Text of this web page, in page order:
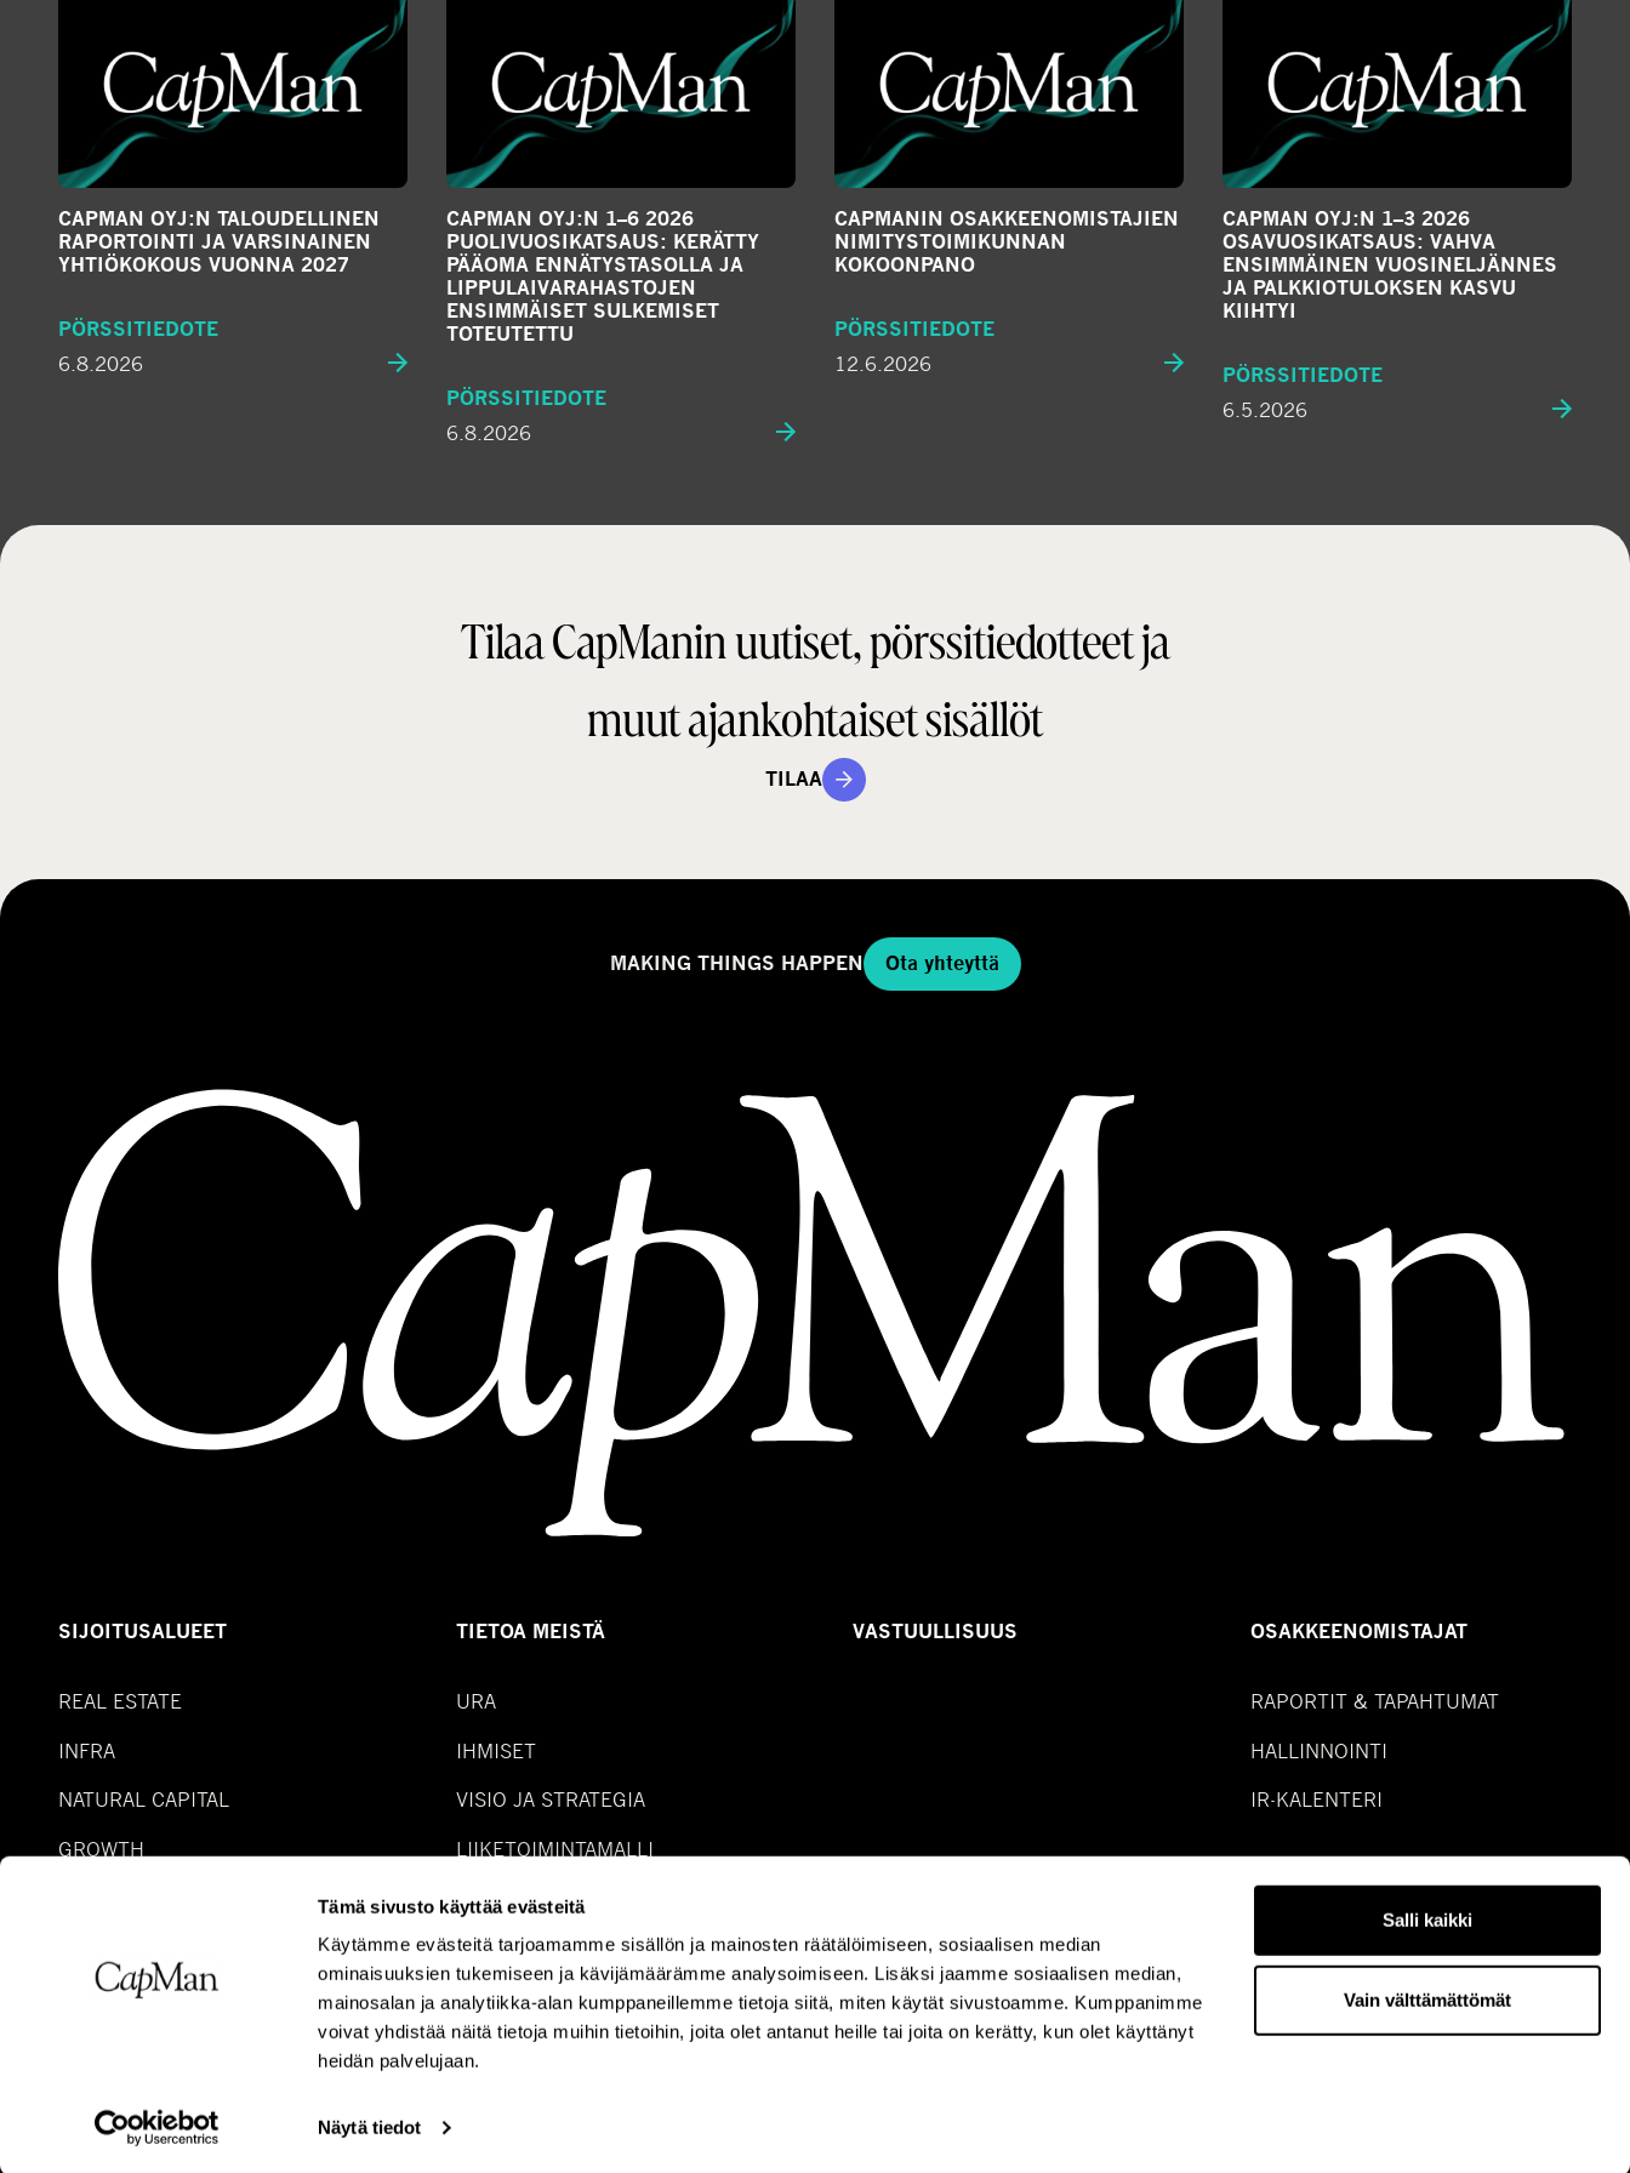
Tämä sivusto käyttää evästeitä
Käytämme evästeitä tarjoamamme sisällön ja mainosten räätälöimiseen, sosiaalisen median
ominaisuuksien tukemiseen ja kävijämäärämme analysoimiseen. Lisäksi jaamme sosiaalisen median,
mainosalan ja analytiikka-alan kumppaneillemme tietoja siitä, miten käytät sivustoamme. Kumppanimme
voivat yhdistää näitä tietoja muihin tietoihin, joita olet antanut heille tai joita on kerätty, kun olet käyttänyt
heidän palvelujaan.
Näytä tiedot
Salli kaikki
Vain välttämättömät
i
CAPMAN OYJ:N TALOUDELLINEN
RAPORTOINTI JA VARSINAINEN
YHTIÖKOKOUS VUONNA 2027
PÖRSSITIEDOTE
6.8.2026
CAPMAN OYJ:N 1–6 2026
PUOLIVUOSIKATSAUS: KERÄTTY
PÄÄOMA ENNÄTYSTASOLLA JA
LIPPULAIVARAHASTOJEN
ENSIMMÄISET SULKEMISET
TOTEUTETTU
PÖRSSITIEDOTE
6.8.2026
CAPMANIN OSAKKEENOMISTAJIEN
NIMITYSTOIMIKUNNAN
KOKOONPANO
PÖRSSITIEDOTE
12.6.2026
CAPMAN OYJ:N 1–3 2026
OSAVUOSIKATSAUS: VAHVA
ENSIMMÄINEN VUOSINELJÄNNES
JA PALKKIOTULOKSEN KASVU
KIIHTYI
PÖRSSITIEDOTE
6.5.2026
Tilaa CapManin uutiset, pörssitiedotteet ja
muut ajankohtaiset sisällöt
TILAA
MAKING THINGS HAPPEN Ota yhteyttä
SIJOITUSALUEET
REAL ESTATE
INFRA
NATURAL CAPITAL
GROWTH
WEALTH
TIETOA MEISTÄ
URA
IHMISET
VISIO JA STRATEGIA
LIIKETOIMINTAMALLI
RAHASTOT
VASTUULLISUUS OSAKKEENOMISTAJAT
RAPORTIT & TAPAHTUMAT
HALLINNOINTI
IR-KALENTERI
KäyttöehdotSelosteet EvästeselosteWhistleblower